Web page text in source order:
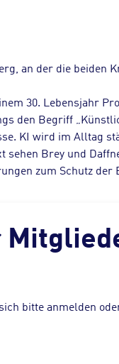
an der die beiden
30. Lebensjahr
den Begriff
KI wird im Alltag
Brey und
zum Schutz der
bitte anmelden